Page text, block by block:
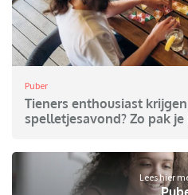
Puber
Tieners enthousiast
spelletjesavond? Zo pak je
Lees hier